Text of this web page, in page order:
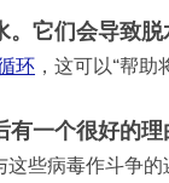
。它们会导致脱
环 ，这可以“帮助
有一个很好的理
些病毒作斗争